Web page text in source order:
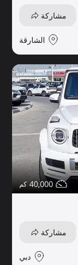
مشاركة
الشارقة
40,000
مشاركة
دبي